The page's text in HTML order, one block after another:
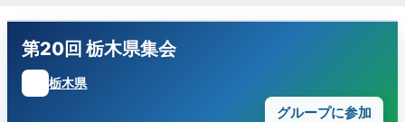
第20回 栃木県集会
栃木県
グループに参加